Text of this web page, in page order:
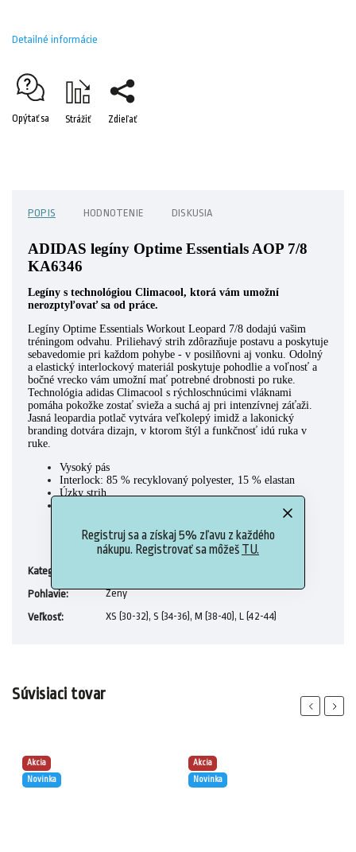
Registruj sa a získaj 5% zľavu z každého
nákupu. Registrovať sa môžeš TU.
Detailné informácie
Opýtať sa Strážiť Zdieľať
POPIS HODNOTENIE DISKUSIA
ADIDAS legíny Optime Essentials AOP 7/8
KA6346
Legíny s technológiou Climacool, ktorá vám umožní
nerozptyľovať sa od práce.
Legíny Optime Essentials Workout Leopard 7/8 dodajú vašim
tréningom odvahu. Priliehavý strih zdôrazňuje postavu a poskytuje
sebavedomie pri každom pohybe - v posilňovni aj vonku. Odolný
a elastický interlockový materiál poskytuje pohodlie a voľnosť a
bočné vrecko vám umožní mať potrebné drobnosti po ruke.
Technológia adidas Climacool s rýchloschnúcimi vláknami
pomáha pokožke zostať svieža a suchá aj pri intenzívnej záťaži.
Jasná leopardia potlač vytvára veľkolepý imidž a lakonický
branding dotvára dizajn, v ktorom štýl a funkčnosť idú ruka v
ruke.
Vysoký pás
Interlock: 85 % recyklovaný polyester, 15 % elastan
Úzky strih
Kategória
Pohlavie:
Ženy
Veľkosť: XS (30-32), S (34-36), M (38-40), L (42-44)
Súvisiaci tovar
Previous
Akcia
Novinka
Akcia
Novinka
Next